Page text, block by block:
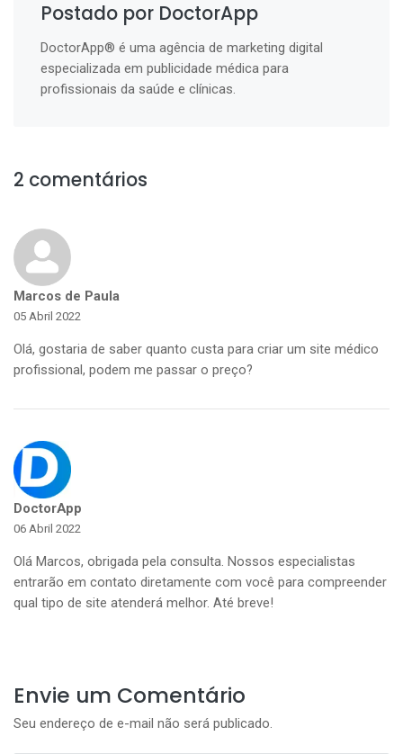
Postado por DoctorApp
DoctorApp® é uma agência de marketing digital
especializada em publicidade médica para
profissionais da saúde e clínicas.
2 comentários
Marcos de Paula
05 Abril 2022
Olá, gostaria de saber quanto custa para criar um site médico
profissional, podem me passar o preço?
DoctorApp
06 Abril 2022
Olá Marcos, obrigada pela consulta. Nossos especialistas
entrarão em contato diretamente com você para compreender
qual tipo de site atenderá melhor. Até breve!
Envie um Comentário
Seu endereço de e-mail não será publicado.